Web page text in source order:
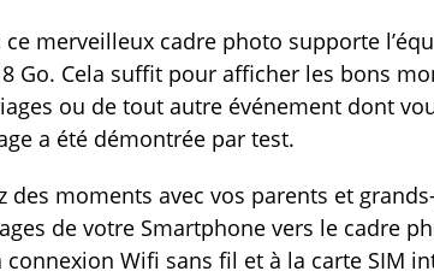
ce merveilleux cadre photo supporte
Go. Cela suffit pour afficher les bons
ou de tout autre événement dont
a été démontrée par test.
des moments avec vos parents et
de votre Smartphone vers le cadre
connexion Wifi sans fil et à la carte SIM